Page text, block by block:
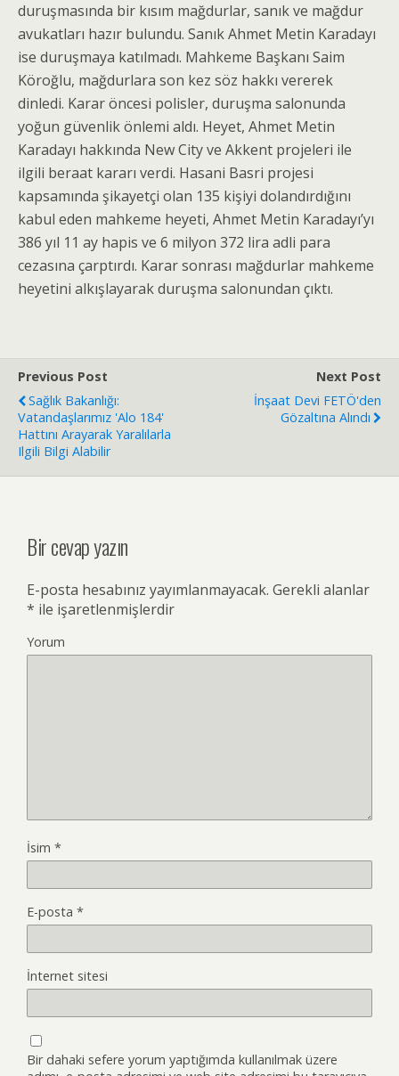
duruşmasında bir kısım mağdurlar, sanık ve mağdur
avukatları hazır bulundu. Sanık Ahmet Metin Karadayı
ise duruşmaya katılmadı. Mahkeme Başkanı Saim
Köroğlu, mağdurlara son kez söz hakkı vererek
dinledi. Karar öncesi polisler, duruşma salonunda
yoğun güvenlik önlemi aldı. Heyet, Ahmet Metin
Karadayı hakkında New City ve Akkent projeleri ile
ilgili beraat kararı verdi. Hasani Basri projesi
kapsamında şikayetçi olan 135 kişiyi dolandırdığını
kabul eden mahkeme heyeti, Ahmet Metin Karadayı’yı
386 yıl 11 ay hapis ve 6 milyon 372 lira adli para
cezasına çarptırdı. Karar sonrası mağdurlar mahkeme
heyetini alkışlayarak duruşma salonundan çıktı.
Previous Post
Sağlık Bakanlığı:
Vatandaşlarımız 'Alo 184'
Hattını Arayarak Yaralılarla
Ilgili Bilgi Alabilir
Next Post
İnşaat Devi FETÖ'den
Gözaltına Alındı
Bir cevap yazın
E-posta hesabınız yayımlanmayacak. Gerekli alanlar
* ile işaretlenmişlerdir
Yorum
İsim *
E-posta *
İnternet sitesi
Bir dahaki sefere yorum yaptığımda kullanılmak üzere